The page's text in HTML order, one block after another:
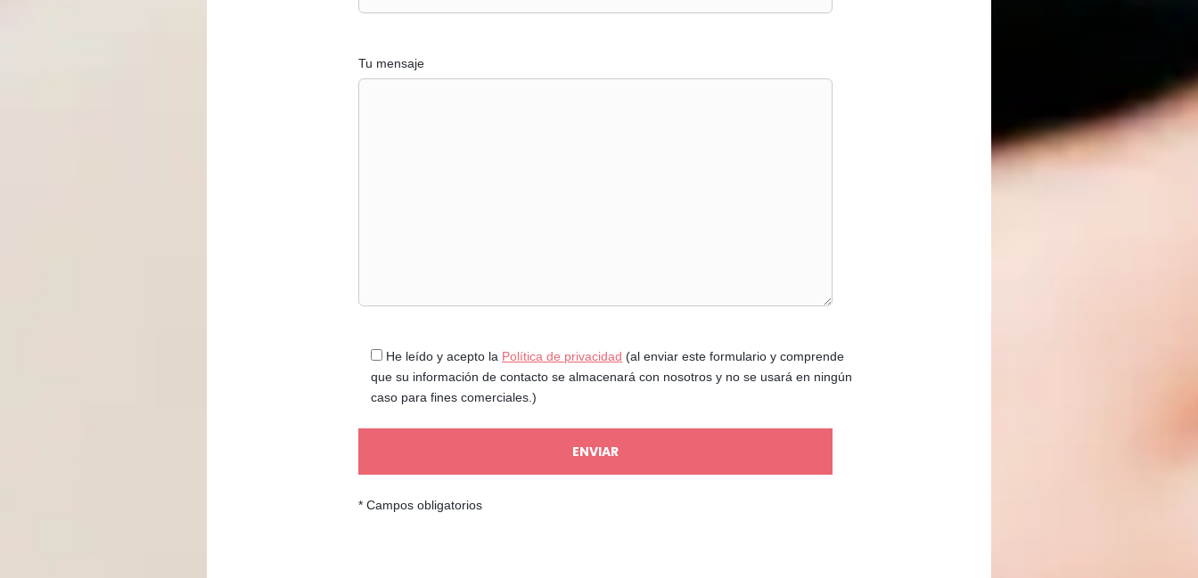
Tu mensaje
He leído y acepto la Política de privacidad (al enviar este formulario y comprende
que su información de contacto se almacenará con nosotros y no se usará en ningún
caso para fines comerciales.)
* Campos obligatorios